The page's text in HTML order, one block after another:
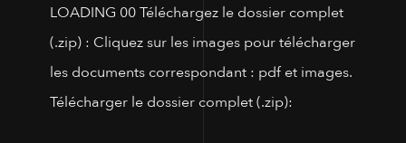
LOADING 00 Téléchargez le dossier complet
(.zip) : Cliquez sur les images pour télécharger
les documents correspondant : pdf et images.
Télécharger le dossier complet (.zip):